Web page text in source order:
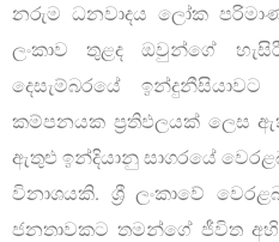
නරුම ධනවාදය ලෝක
ලංකාව තුළද ඔවුන්ගේ
දෙසැම්බරයේ
කම්පනයක ප්‍රතිඵලයක් ලෙස
ඇතුළු ඉන්දියානු සාගරයේ
විනාශයකි. ශ්‍රී ලංකාවේ
ජනතාවකට තමන්ගේ ජීවිත